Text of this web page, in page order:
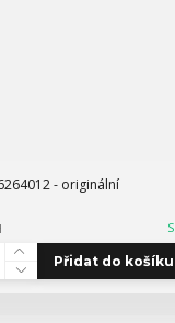
- originální
Přidat do košíku